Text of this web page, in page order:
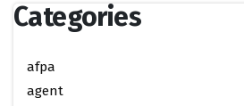
Categories
afpa
agent